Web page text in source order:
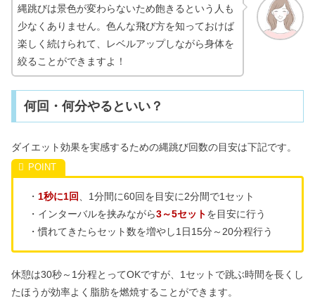
縄跳びは景色が変わらないため飽きるという人も
少なくありません。色んな飛び方を知っておけば
楽しく続けられて、レベルアップしながら身体を
絞ることができますよ！
何回・何分やるといい？
ダイエット効果を実感するための縄跳び回数の目安は下記です。
・ 1秒に1回
1分間に60回を目安に2分間で1セット
・インターバルを挟みながら3～5セットを目安に行う
・慣れてきたらセット数を増やし1日15分～20分程行う
休憩は30秒～1分程とってOKですが、1セットで跳ぶ時間を長くし
たほうが効率よく脂肪を燃焼することができます。